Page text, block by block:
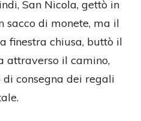
San Nicola, gettò in
sacco di monete, ma il
finestra chiusa, buttò il
attraverso il camino,
consegna dei regali